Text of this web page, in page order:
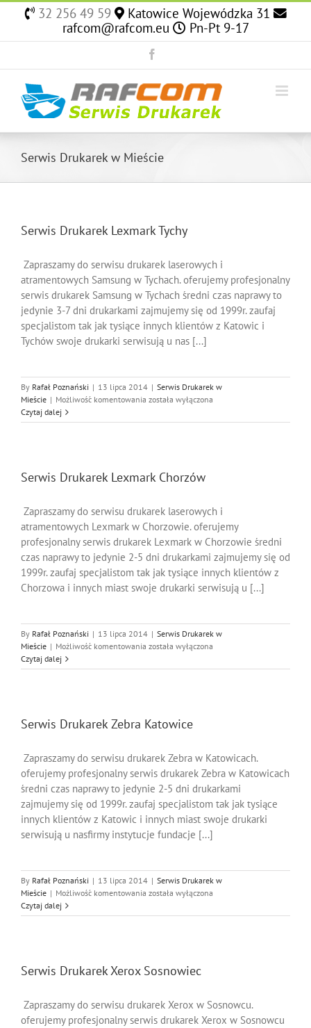
Skip
32 256 49 59
Katowice Wojewódzka 31
rafcom@rafcom.eu
Pn-Pt 9-17
Serwis Drukarek w Mieście
Serwis Drukarek Lexmark Tychy
Zapraszamy do serwisu drukarek laserowych i
atramentowych Samsung w Tychach. oferujemy profesjonalny
serwis drukarek Samsung w Tychach średni czas naprawy to
jedynie 3-7 dni drukarkami zajmujemy się od 1999r. zaufaj
specjalistom tak jak tysiące innych klientów z Katowic i
Tychów swoje drukarki serwisują u nas [...]
By Rafał Poznański | 13 lipca 2014 | Serwis Drukarek w
Mieście | Możliwość komentowania Serwis
Lexmark
została wyłączona
Czytaj dalej
Serwis Drukarek Lexmark Chorzów
Zapraszamy do serwisu drukarek laserowych i
atramentowych Lexmark w Chorzowie. oferujemy
profesjonalny serwis drukarek Lexmark w Chorzowie średni
czas naprawy to jedynie 2-5 dni drukarkami zajmujemy się od
1999r. zaufaj specjalistom tak jak tysiące innych klientów z
Chorzowa i innych miast swoje drukarki serwisują u [...]
By Rafał Poznański | 13 lipca 2014 | Serwis Drukarek w
Mieście | Możliwość komentowania Serwis
Lexmark
została wyłączona
Czytaj dalej
Serwis Drukarek Zebra Katowice
Zapraszamy do serwisu drukarek Zebra w Katowicach.
oferujemy profesjonalny serwis drukarek Zebra w Katowicach
średni czas naprawy to jedynie 2-5 dni drukarkami
zajmujemy się od 1999r. zaufaj specjalistom tak jak tysiące
innych klientów z Katowic i innych miast swoje drukarki
serwisują u nasfirmy instytucje fundacje [...]
By Rafał Poznański | 13 lipca 2014 | Serwis Drukarek w
Mieście | Możliwość komentowania Serwis
Zebra
została wyłączona
Czytaj dalej
Serwis Drukarek Xerox Sosnowiec
Zapraszamy do serwisu drukarek Xerox w Sosnowcu.
oferujemy profesjonalny serwis drukarek Xerox w Sosnowcu